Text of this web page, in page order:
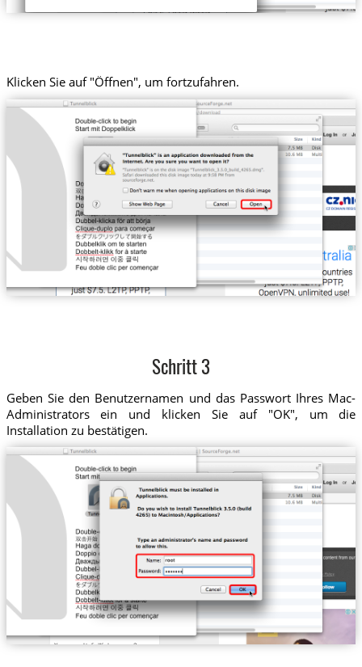
Klicken Sie auf "Öffnen", um fortzufahren.
Schritt 3
Geben Sie den Benutzernamen und das Passwort Ihres Mac-
Administrators ein und klicken Sie auf "OK", um die
Installation zu bestätigen.